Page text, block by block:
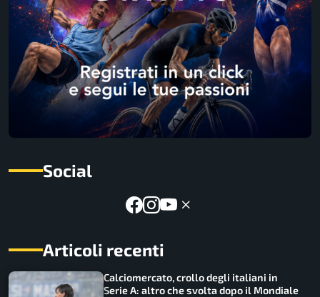
Social
Articoli recenti
Calciomercato, crollo degli italiani in
Serie A: altro che svolta dopo il Mondiale